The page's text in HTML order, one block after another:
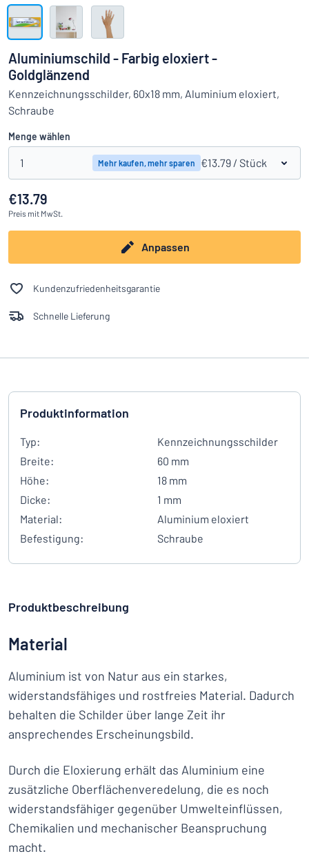
Das Gesuchte nicht gefunden?
Alle Kategorien anzeigen
Einloggen
Kundenservice
Privat / Firma
Aluminiumschild - Farbig eloxiert -
Goldglänzend
Kennzeichnungsschilder, 60x18 mm, Aluminium eloxiert,
Schraube
Menge wählen
1 Mehr kaufen, mehr sparen €13.79 / Stück
€13.79
Preis mit MwSt.
Anpassen
Kundenzufriedenheitsgarantie
Schnelle Lieferung
Produktinformation
Typ:
Kennzeichnungsschilder
Breite:
60 mm
Höhe:
18 mm
Dicke:
1 mm
Material:
Aluminium eloxiert
Befestigung:
Schraube
Produktbeschreibung
Material
Aluminium ist von Natur aus ein starkes,
widerstandsfähiges und rostfreies Material. Dadurch
behalten die Schilder über lange Zeit ihr
ansprechendes Erscheinungsbild.
Durch die Eloxierung erhält das Aluminium eine
zusätzliche Oberflächenveredelung, die es noch
widerstandsfähiger gegenüber Umwelteinflüssen,
Chemikalien und mechanischer Beanspruchung
macht.